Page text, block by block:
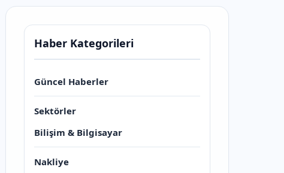
Haber Kategorileri
Güncel Haberler
Sektörler
Bilişim & Bilgisayar
Nakliye